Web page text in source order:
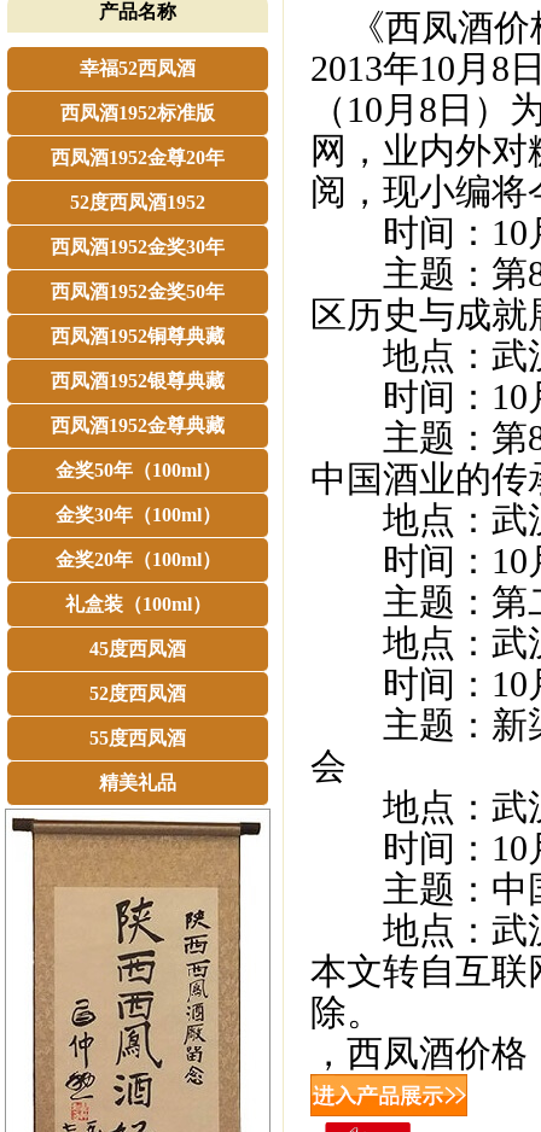
产品名称
幸福52西凤酒
西凤酒1952标准版
西凤酒1952金尊20年
52度西凤酒1952
西凤酒1952金奖30年
西凤酒1952金奖50年
西凤酒1952铜尊典藏
西凤酒1952银尊典藏
西凤酒1952金尊典藏
金奖50年（100ml）
金奖30年（100ml）
金奖20年（100ml）
礼盒装（100ml）
45度西凤酒
52度西凤酒
55度西凤酒
精美礼品
《西凤酒价
2013年10月8
（10月8日
网，业内外
阅，现小编
时间：10
主题：第89
区历史与成
地点：武
时间：10月
主题：第
中国酒业的传
地点：武汉
时间：10月
主题：第二
地点：武汉
时间：10月
主题：新
会
地点：武汉
时间：10月
主题：中国
地点：武汉
本文转自互联
除。
，西凤酒价格